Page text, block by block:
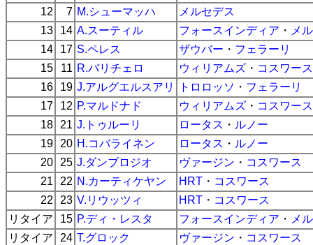
12
7 M.シューマッハ
メルセデス
13
14 A.スーティル フォースインディア ・ メ
14
17 S.ペレス ザウバー ・ フェラーリ
15
11 R.バリチェロ ウィリアムズ ・ コスワース
16
19 J.アルグエルスアリ トロロッソ ・ フェラーリ
17
12 P.マルドナド ウィリアムズ ・ コスワース
18
21 J.トゥルーリ ロータス ・ ルノー
19
20 H.コバライネン ロータス ・ ルノー
20
25 J.ダンブロジオ ヴァージン ・ コスワース
21
22 N.カーティケヤン HRT ・ コスワース
22
23 V.リウッツィ HRT ・ コスワース
リタイア
15 P.ディ・レスタ フォースインディア ・ メ
リタイア
24 T.グロック ヴァージン ・ コスワース